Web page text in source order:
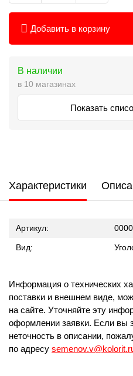
Добавить в корзину
В наличии
в 10 магазинах
Показать
Характеристики
Артикул:
Вид:
Информация о технических
поставки и внешнем виде,
на сайте. Уточняйте эту
оформлении заявки. Если вы
неточность в описании,
по адресу